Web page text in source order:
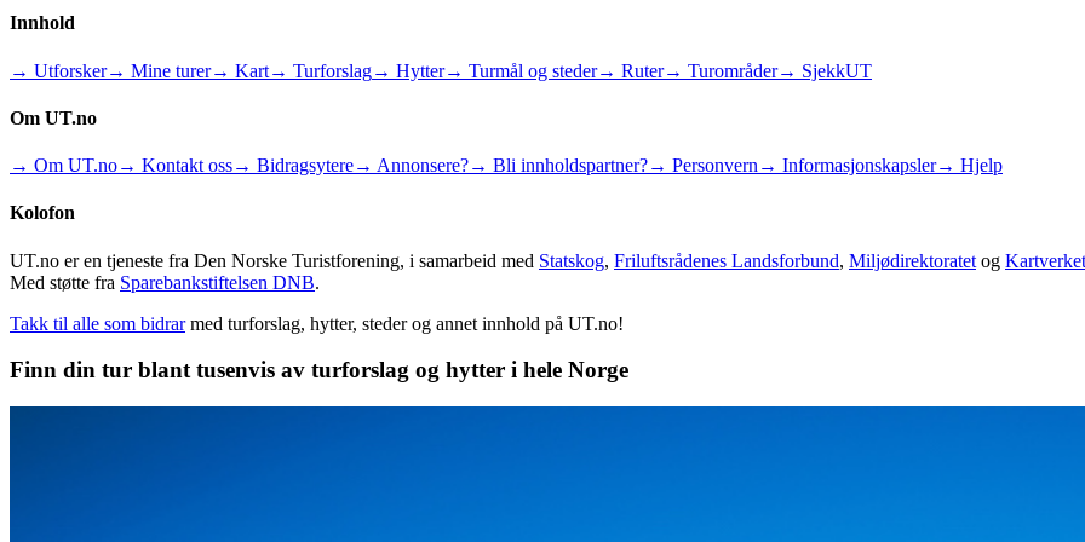
Innhold
→ Utforsker→ Mine turer→ Kart→ Turforslag→ Hytter→ Turmål og steder→ Ruter→ Turområder→ SjekkUT
Om UT.no
→ Om UT.no→ Kontakt oss→ Bidragsytere→ Annonsere?→ Bli innholdspartner?→ Personvern → Informasjonskapsler→ Hjelp
Kolofon
UT.no er en tjeneste fra Den Norske Turistforening, i samarbeid med Statskog, Friluftsrådenes Landsforbund, Miljødirektoratet og Kartverket
Med støtte fra Sparebankstiftelsen DNB.
Takk til alle som bidrar med turforslag, hytter, steder og annet innhold på UT.no!
Finn din tur blant tusenvis av turforslag og hytter i hele Norge